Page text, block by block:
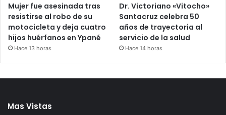
Mujer fue asesinada tras
resistirse al robo de su
motocicleta y deja cuatro
hijos huérfanos en Ypané
Hace 13 horas
Dr. Victoriano «Vitocho»
Santacruz celebra 50
años de trayectoria al
servicio de la salud
Hace 14 horas
Mas Vistas